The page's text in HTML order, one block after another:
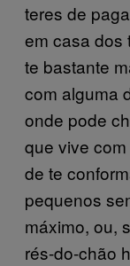
teres de
em casa dos
te bastante
com alguma
onde pode
que vive
de te
pequenos
máximo, ou,
rés-do-chão